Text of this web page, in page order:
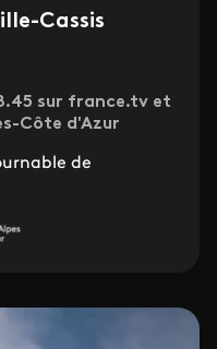
Cassis
sur france.tv et
Côte d'Azur
de